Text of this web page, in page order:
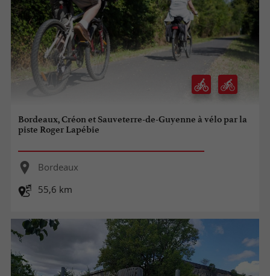
Bordeaux, Créon et Sauveterre-de-Guyenne à vélo par la
piste Roger Lapébie
Bordeaux
55,6 km